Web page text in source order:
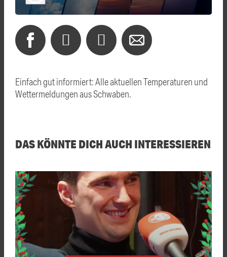
Einfach gut informiert: Alle aktuellen Temperaturen und
Wettermeldungen aus Schwaben.
DAS KÖNNTE DICH AUCH INTERESSIEREN